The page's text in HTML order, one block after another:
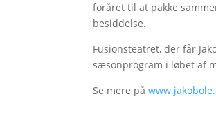
foråret til at pakke
besiddelse.
Fusionsteatret, der får
sæsonprogram i løbet af
Se mere på